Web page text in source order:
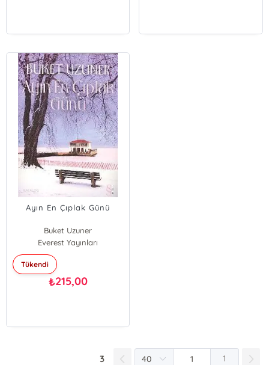
Ayın En Çıplak Günü
Buket Uzuner
Everest Yayınları
Tükendi
₺215,00
3 1